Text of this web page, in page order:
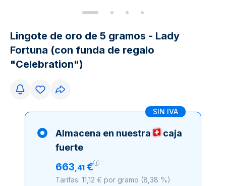
Lingote de oro de 5 gramos - Lady
Fortuna (con funda de regalo
"Celebration")
SIN IVA
Almacena en nuestra
caja
fuerte
663,41 €
Tarifas: 11,12 € por gramo (8,38 %)